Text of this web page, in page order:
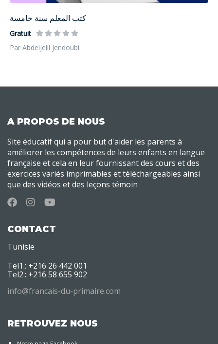
كتب المعلم سنة خامسة
Gratuit
Par Abdeljelil Jendoubi
A PROPOS DE NOUS
Site éducatif qui a pour but d'aider les parents à
améliorer les compétences de leurs enfants en langue
française et cela en leur fournissant des cours et des
exercices variés imprimables et téléchargeables ainsi
que des vidéos et des leçons témoin
CONTACT
Tunisie
Tel1.: +216 26 442 001
Tel2.: +216 58 655 902
info@francais-du-primaire.com
RETROUVEZ NOUS